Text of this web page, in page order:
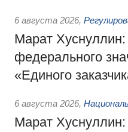
6 августа 2026,
Марат
федерального
«Единого
6 августа 2026,
Марат